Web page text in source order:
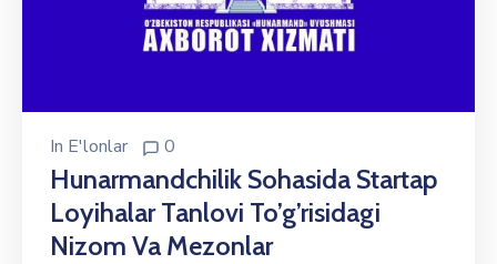
In E'lonlar 0
Hunarmandchilik Sohasida Startap
Loyihalar Tanlovi To’g’risidagi
Nizom Va Mezonlar